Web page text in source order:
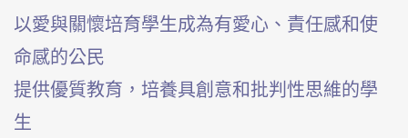
以愛與關懷培育學生成為有愛心、責任感和使
命感的公民
提供優質教育，培養具創意和批判性思維的學
生